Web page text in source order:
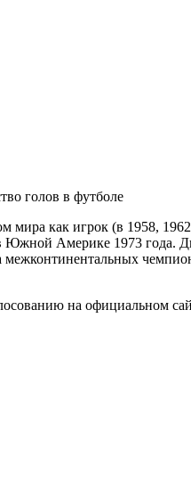
голов в футболе
как игрок (в 1958,
Америке 1973 года.
на официальном